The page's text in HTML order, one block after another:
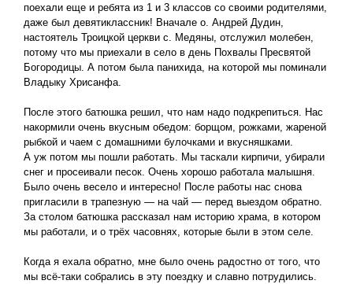
поехали еще и ребята из 1 и 3 классов со своими родителями,
даже был девятиклассник! Вначале о. Андрей Дудин,
настоятель Троицкой церкви с. Медяны, отслужил молебен,
потому что мы приехали в село в день Похвалы Пресвятой
Богородицы. А потом была панихида, на которой мы поминали
Владыку Хрисанфа.
После этого батюшка решил, что нам надо подкрепиться. Нас
накормили очень вкусным обедом: борщом, рожками, жареной
рыбкой и чаем с домашними булочками и вкусняшками.
А уж потом мы пошли работать. Мы таскали кирпичи, убирали
снег и просеивали песок. Очень хорошо работала малышня.
Было очень весело и интересно! После работы нас снова
пригласили в трапезную — на чай — перед выездом обратно.
За столом батюшка рассказал нам историю храма, в котором
мы работали, и о трёх часовнях, которые были в этом селе.
Когда я ехала обратно, мне было очень радостно от того, что
мы всё-таки собрались в эту поездку и славно потрудились.